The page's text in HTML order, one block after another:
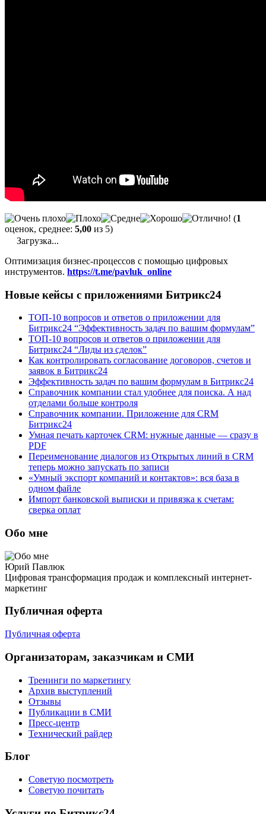
(1
оценок, среднее: 5,00 из 5)
Загрузка...
Оптимизация бизнес-процессов с помощью цифровых
инструментов. https://t.me/pavluk_online
Новые кейсы с приложениями Битрикс24
ТОП-10 вопросов и ответов о приложении для
Битрикс24 “Эффективность задач по вашим формулам”
ТОП-10 вопросов и ответов о приложении для
Битрикс24 “Лиды из сделок”
Как контролировать согласование договоров, счетов и
заявок в Битрикс24
Эффективность задач по вашим формулам в Битрикс24
Справочник компании стал удобнее для поиска. А над
отделами больше контроля
Справочник компании. Приложение для CRM
Битрикс24
Умная печать карточек CRM: нужные данные — сразу в
PDF
Переименование диалогов из Открытых линий в CRM
теперь можно запускать по записи
«Умный экспорт компаний и контактов»: вся база в
одном файле
Импорт банковской выписки и привязка к счетам:
сверка оплат
Обо мне
Юрий Павлюк
Цифровая трансформация продаж и комплексный интернет-
маркетинг
Публичная оферта
Публичная оферта
Организаторам, заказчикам и СМИ
Тренинги по маркетингу
Архив выступлений
Отзывы
Публикации в СМИ
Пресс-центр
Технический райдер
Блог
Советую посмотреть
Советую почитать